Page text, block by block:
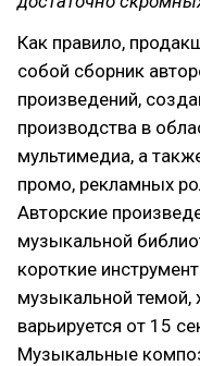
Как правило,
собой сборник
произведений,
производства в
мультимедиа, а
промо, рекламных
Авторские
музыкальной
короткие
музыкальной
варьируется от 15
Музыкальные